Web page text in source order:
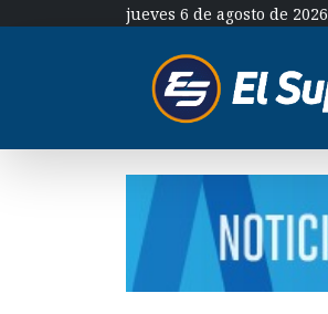
jueves 6 de agosto de 2026